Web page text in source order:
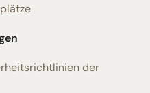
der